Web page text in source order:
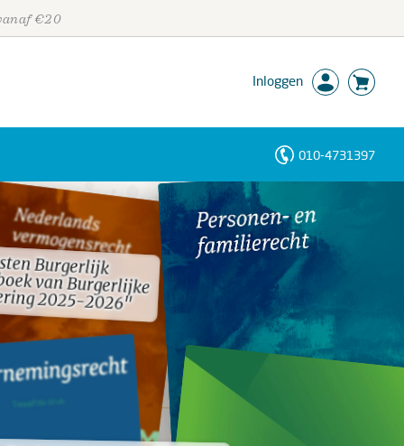
€20
Inloggen
010-4731397
Burgerlijk
van Burgerlijke
2025-2026"
Burgerlijk
van Burgerlijke
2025-2026"
Personen
Trefwoorden